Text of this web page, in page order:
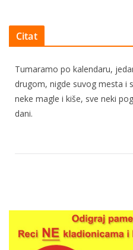
Citat
Tumaramo po kalendaru,
drugom, nigde suvog mesta i
neke magle i kiše, sve neki
dani.